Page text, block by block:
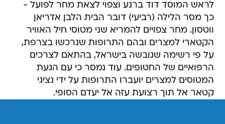
לראש המוסד דוד ברנע וצפוי לצאת מחר לפועל -
כך מסר הלילה (רביעי) דובר הבית הלבן אדריאן
ווטסון. מחר צפויים להמריא שני מטוסי חיל האוויר
הקטארי למצרים ובהם התרופות שנרכשו בצרפת,
על פי רשימה שגובשה בישראל, בהתאם לצרכים
הרפואיים של החטופים. עוד נמסר כי עם הגעת
המטוסים למצרים יועברו התרופות על ידי נציגי
קטאר אל תוך רצועת עזה אל יעדם הסופי.